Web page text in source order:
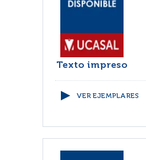
Texto impreso
VER EJEMPLARES